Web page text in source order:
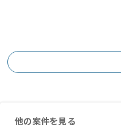
他の案件を見る